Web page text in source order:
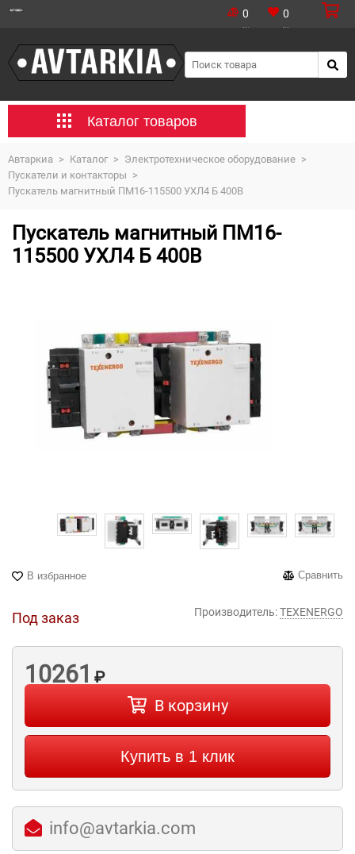
0 0
Каталог товаров
Автаркиа > Каталог > Электротехническое оборудование >
Пускатели и контакторы >
Пускатель магнитный ПМ16-115500 УХЛ4 Б 400В
Пускатель магнитный ПМ16-
115500 УХЛ4 Б 400В
В избранное Сравнить
Под заказ Производитель:TEXENERGO
10261 ₽
В корзину
Купить в 1 клик
info@avtarkia.com